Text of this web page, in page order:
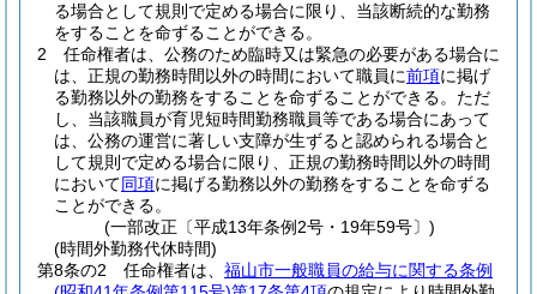
る場合として規則で定める場合に限り、当該断続的な勤務
をすることを命ずることができる。
2
任命権者は、公務のため臨時又は緊急の必要がある場合に
は、正規の勤務時間以外の時間において職員に前項に掲げ
る勤務以外の勤務をすることを命ずることができる。 ただ
し、当該職員が育児短時間勤務職員等である場合にあって
は、公務の運営に著しい支障が生ずると認められる場合と
して規則で定める場合に限り、正規の勤務時間以外の時間
において同項に掲げる勤務以外の勤務をすることを命ずる
ことができる。
(一部改正〔平成13年条例2号・19年59号〕)
(時間外勤務代休時間)
第8条の2
任命権者は、 福山市一般職員の給与に関する条例